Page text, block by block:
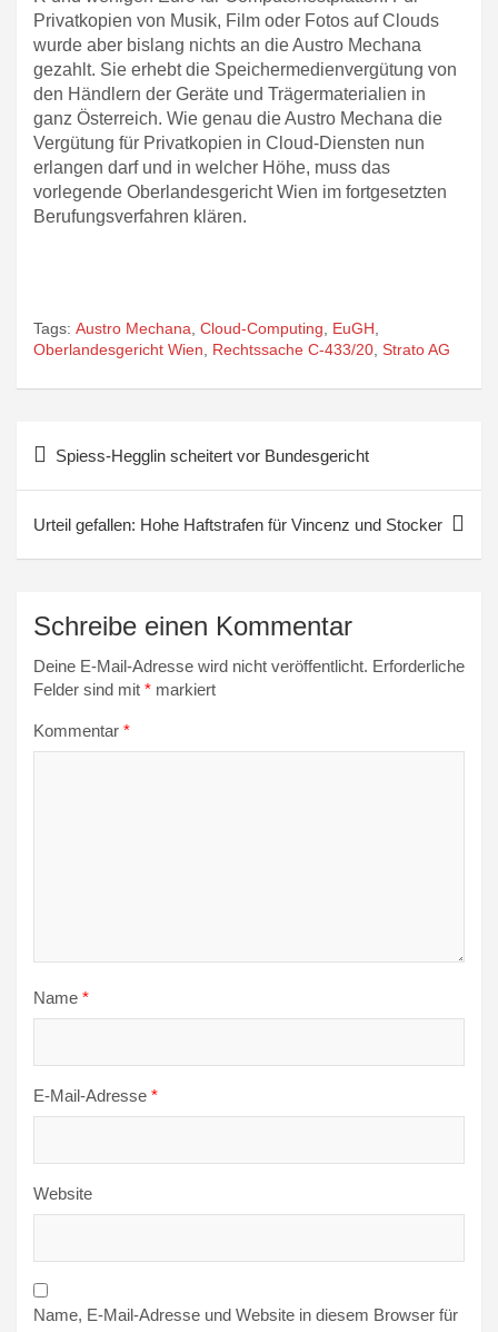
Privatkopien von Musik, Film oder Fotos auf Clouds
wurde aber bislang nichts an die Austro Mechana
gezahlt. Sie erhebt die Speichermedienvergütung von
den Händlern der Geräte und Trägermaterialien in
ganz Österreich. Wie genau die Austro Mechana die
Vergütung für Privatkopien in Cloud-Diensten nun
erlangen darf und in welcher Höhe, muss das
vorlegende Oberlandesgericht Wien im fortgesetzten
Berufungsverfahren klären.
Tags: Austro Mechana Cloud-Computing EuGH
Oberlandesgericht Wien
Rechtssache C-433/20 Strato AG
Beitragsnavigation
Spiess-Hegglin scheitert vor Bundesgericht
Urteil gefallen: Hohe Haftstrafen für Vincenz und Stocker
Schreibe einen Kommentar
Deine E-Mail-Adresse wird nicht veröffentlicht. Erforderliche
Felder sind mit * markiert
Kommentar *
Name *
E-Mail-Adresse *
Website
Name, E-Mail-Adresse und Website in diesem Browser für